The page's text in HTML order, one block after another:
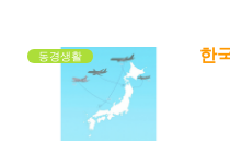
동경생활 한